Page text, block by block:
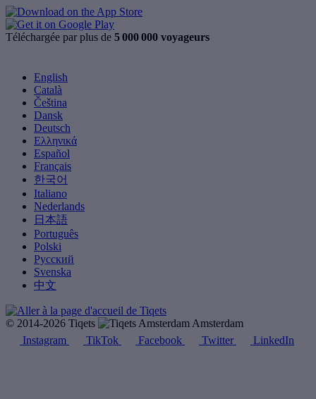
Téléchargée par plus de 5 000 000 voyageurs
English
Català
Čeština
Dansk
Deutsch
Ελληνικά
Español
Français
한국어
Italiano
Nederlands
日本語
Português
Polski
Русский
Svenska
中文
© 2014-2026 Tiqets
Amsterdam
Instagram
TikTok Facebook Twitter LinkedIn